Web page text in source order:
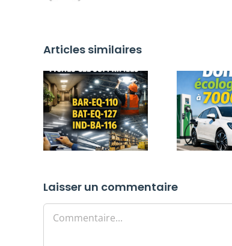
Articles similaires
Laisser un commentaire
Commentaire